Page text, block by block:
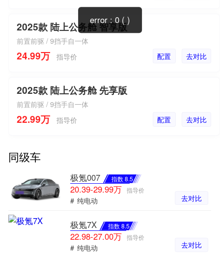
2025款 陆上公务舱 智享版
前置前驱 / 9挡手自一体
24.99万 指导价 去对比
配置
2025款 陆上公务舱 先享版
前置前驱 / 9挡手自一体
22.99万 指导价 去对比
配置
同级车
极氪007 指数 8.5
20.39-29.99万 指导价
# 纯电动 去对比
极氪7X 指数 8.5
22.98-27.00万 指导价
# 纯电动 去对比
error : 0 ( )